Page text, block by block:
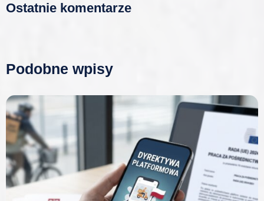
Ostatnie komentarze
Podobne wpisy